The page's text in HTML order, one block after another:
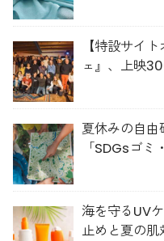
【特設サイ
ェ』、上映
夏休みの自由
「SDGsゴ
海を守るUV
止めと夏の肌